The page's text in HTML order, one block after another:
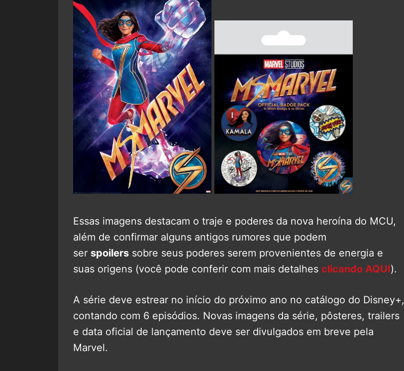
Essas imagens destacam o traje e poderes da nova heroína do MCU,
além de confirmar alguns antigos rumores que podem
ser spoilers sobre seus poderes serem provenientes de energia e
suas origens (você pode conferir com mais detalhes clicando AQUI).
A série deve estrear no início do próximo ano no catálogo do Disney+,
contando com 6 episódios. Novas imagens da série, pôsteres, trailers
e data oficial de lançamento deve ser divulgados em breve pela
Marvel.